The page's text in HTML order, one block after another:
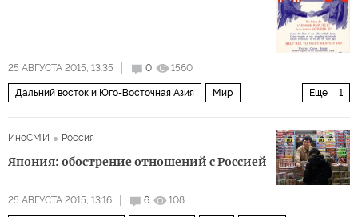
25 АВГУСТА 2015, 13:35 0 1560
Еще 1
Дальний восток и Юго-Восточная Азия Мир
ИноСМИ
Россия
Япония: обострение отношений с Россией
25 АВГУСТА 2015, 13:16 6 108